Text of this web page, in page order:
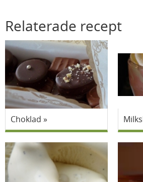
Relaterade recept
Choklad